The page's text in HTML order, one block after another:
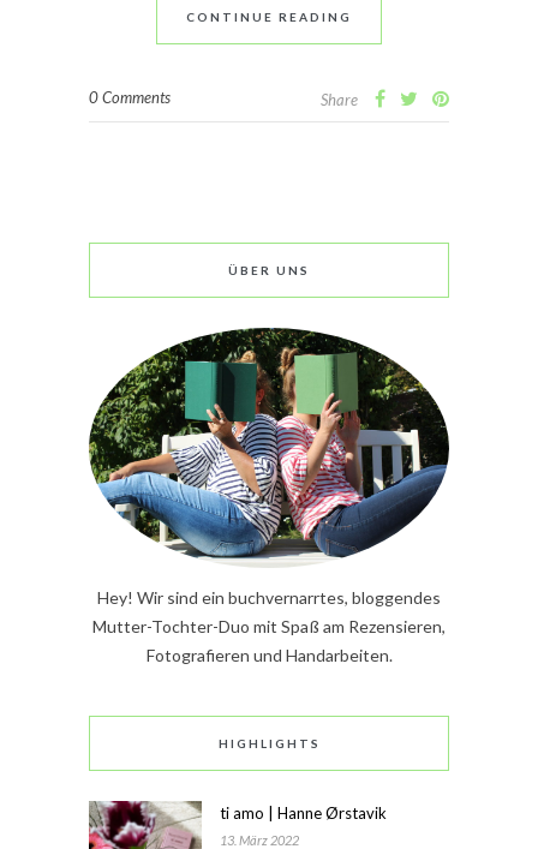
CONTINUE READING
0 Comments Share
ÜBER UNS
Hey! Wir sind ein buchvernarrtes, bloggendes
Mutter-Tochter-Duo mit Spaß am Rezensieren,
Fotografieren und Handarbeiten.
HIGHLIGHTS
ti amo | Hanne Ørstavik
13. März 2022